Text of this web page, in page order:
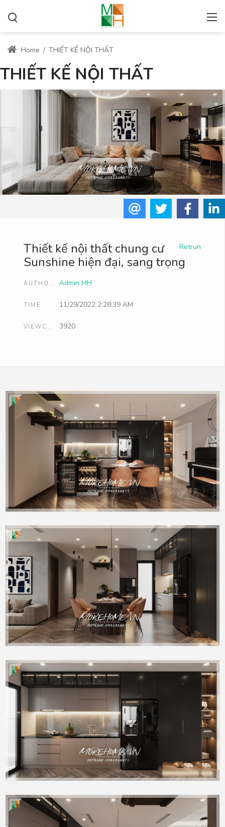
Home / THIẾT KẾ NỘI THẤT
THIẾT KẾ NỘI THẤT
Retrun
Thiết kế nội thất chung cư
Sunshine hiện đại, sang trọng
AUTHOR Admin MH
TIME 11/29/2022 2:28:39 AM
VIEWCOUNT 3920